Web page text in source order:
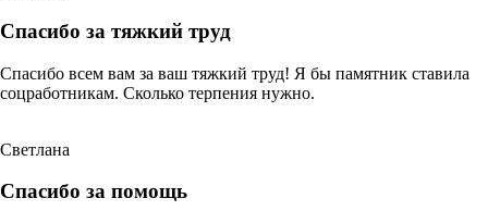
Спасибо за тяжкий труд
Спасибо всем вам за ваш тяжкий труд! Я бы памятник ставила
соцработникам. Сколько терпения нужно.
Светлана
Спасибо за помощь